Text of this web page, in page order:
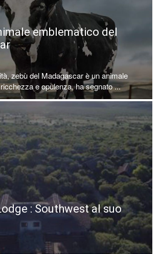
emblematico del
zebù del Madagascar è un animale
e opulenza, ha segnato ...
: Southwest al suo